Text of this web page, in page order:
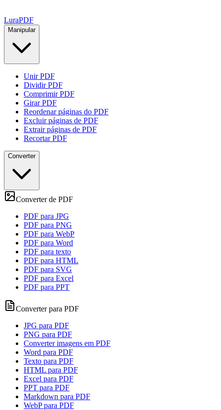
LuraPDF
Manipular
Unir PDF
Dividir PDF
Comprimir PDF
Girar PDF
Reordenar páginas do PDF
Excluir páginas de PDF
Extrair páginas de PDF
Recortar PDF
Converter
Converter de PDF
PDF para JPG
PDF para PNG
PDF para WebP
PDF para Word
PDF para texto
PDF para HTML
PDF para SVG
PDF para Excel
PDF para PPT
Converter para PDF
JPG para PDF
PNG para PDF
Converter imagens em PDF
Word para PDF
Texto para PDF
HTML para PDF
Excel para PDF
PPT para PDF
Markdown para PDF
WebP para PDF